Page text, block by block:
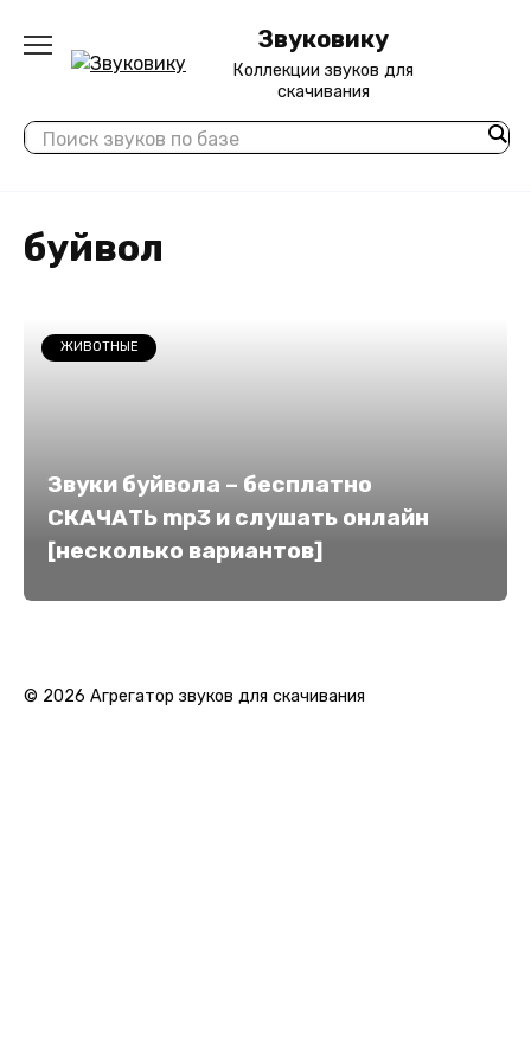
содержанию
Звуковику
Коллекции звуков для
скачивания
буйвол
ЖИВОТНЫЕ
Звуки буйвола – бесплатно
СКАЧАТЬ mp3 и слушать онлайн
[несколько вариантов]
© 2026 Агрегатор звуков для скачивания